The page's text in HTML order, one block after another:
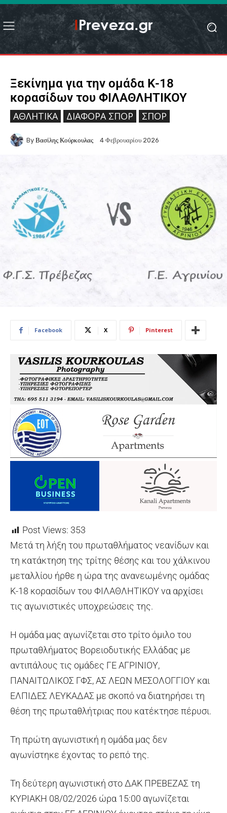
Ξεκίνημα για την ομάδα Κ-18
κορασίδων του ΦΙΛΑΘΛΗΤΙΚΟΥ
ΑΘΛΗΤΙΚΆ ΔΙΆΦΟΡΑ ΣΠΟΡ ΣΠΟΡ
By Βασίλης Κούρκουλας 4 Φεβρουαρίου 2026
Facebook X Pinterest
Post Views: 353
Μετά τη λήξη του πρωταθλήματος νεανίδων και
τη κατάκτηση της τρίτης θέσης και του χάλκινου
μεταλλίου ήρθε η ώρα της ανανεωμένης ομάδας
Κ-18 κορασίδων του ΦΙΛΑΘΛΗΤΙΚΟΥ να αρχίσει
τις αγωνιστικές υποχρεώσεις της.
Η ομάδα μας αγωνίζεται στο τρίτο όμιλο του
πρωταθλήματος Βορειοδυτικής Ελλάδας με
αντιπάλους τις ομάδες ΓΕ ΑΓΡΙΝΙΟΥ,
ΠΑΝΑΙΤΩΛΙΚΟΣ ΓΦΣ, ΑΣ ΛΕΩΝ ΜΕΣΟΛΟΓΓΙΟΥ και
ΕΛΠΙΔΕΣ ΛΕΥΚΑΔΑΣ με σκοπό να διατηρήσει τη
θέση της πρωταθλήτριας που κατέκτησε πέρυσι.
Τη πρώτη αγωνιστική η ομάδα μας δεν
αγωνίστηκε έχοντας το ρεπό της.
Τη δεύτερη αγωνιστική στο ΔΑΚ ΠΡΕΒΕΖΑΣ τη
ΚΥΡΙΑΚΗ 08/02/2026 ώρα 15:00 αγωνίζεται